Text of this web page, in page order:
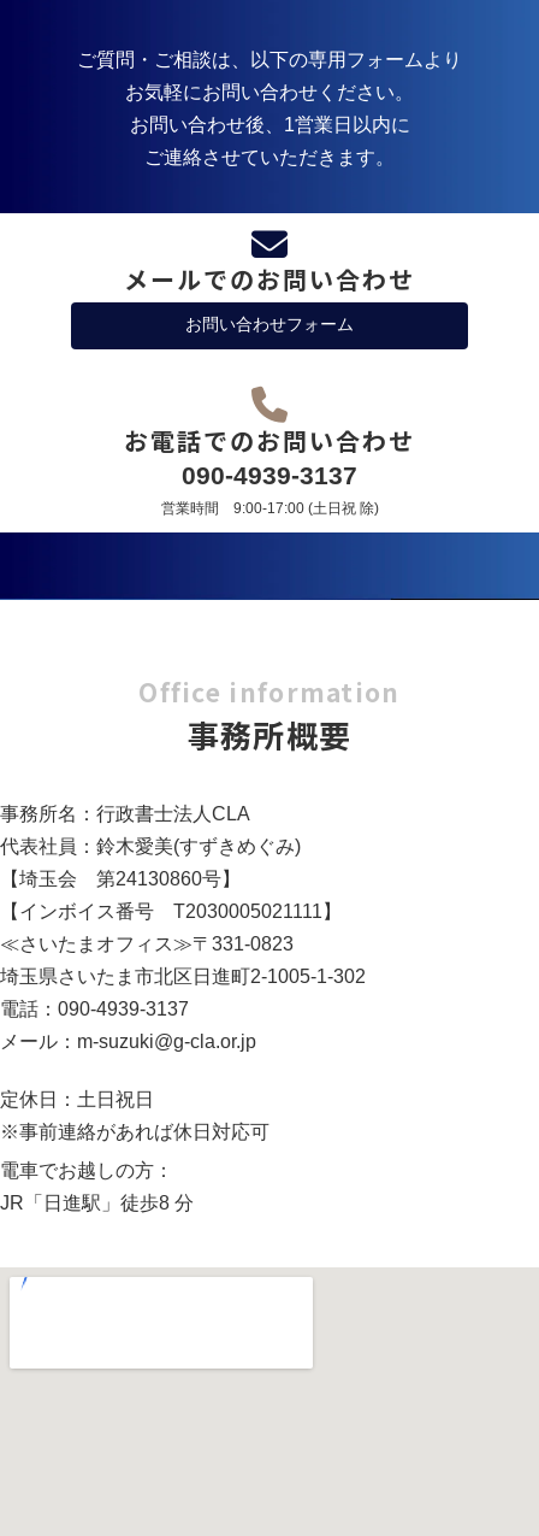
ご質問・ご相談は、以下の専用フォームより
お気軽にお問い合わせください。
お問い合わせ後、1営業日以内に
ご連絡させていただきます。
メールでのお問い合わせ
お問い合わせフォーム
お電話でのお問い合わせ
090-4939-3137
営業時間 9:00-17:00 (土日祝 除)
Office information
事務所概要
事務所名：行政書士法人CLA
代表社員：鈴木愛美(すずきめぐみ)
【埼玉会 第24130860号】
【インボイス番号 T2030005021111】
≪さいたまオフィス≫〒331-0823
埼玉県さいたま市北区日進町2-1005-1-302
電話：090-4939-3137
メール：m-suzuki@g-cla.or.jp
定休日：土日祝日
※事前連絡があれば休日対応可
電車でお越しの方：
JR「日進駅」徒歩8 分